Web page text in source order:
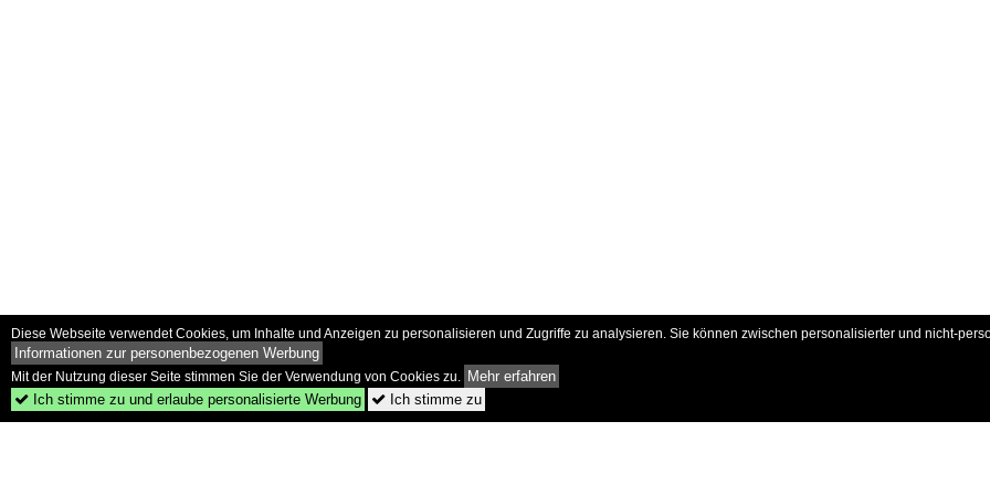
Diese Webseite verwendet Cookies, um Inhalte und Anzeigen zu personalisieren und Zugriffe zu analysieren. Sie können zwischen personalisierter und nicht-
Informationen zur personenbezogenen Werbung
Mit der Nutzung dieser Seite stimmen Sie der Verwendung von Cookies zu. Mehr erfahren
 Ich stimme zu und erlaube personalisierte Werbung  Ich stimme zu